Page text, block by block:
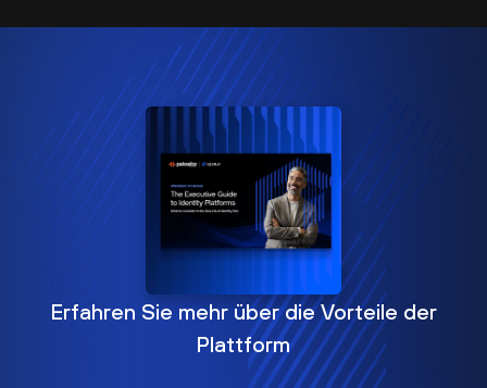
Erfahren Sie mehr über die Vorteile der
Plattform